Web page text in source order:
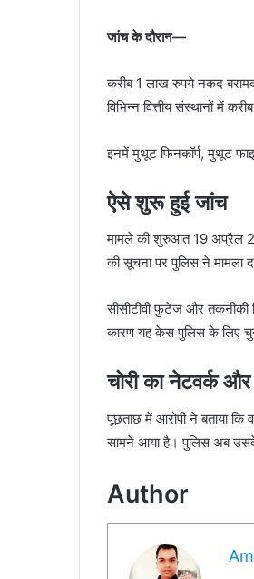
जांच के दौरान—
करीब 1 लाख रुपये नकद
विभिन्न वित्तीय संस्थानों में
इनमें मुथूट फिनकॉर्प, मुथूट
ऐसे शुरू हुई जांच
मामले की शुरुआत 19 अप्रैल
की सूचना पर पुलिस ने मामला
सीसीटीवी फुटेज और तकनीकी
कारण यह केस पुलिस के लिए
चोरी का नेटवर्क
पूछताछ में आरोपी ने बताया
सामने आया है। पुलिस अब उसके
Author